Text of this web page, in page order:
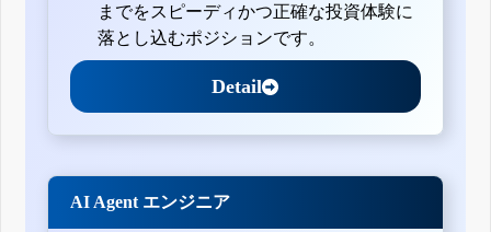
までをスピーディかつ正確な投資体験に
落とし込むポジションです。
Detail
AI Agent エンジニア